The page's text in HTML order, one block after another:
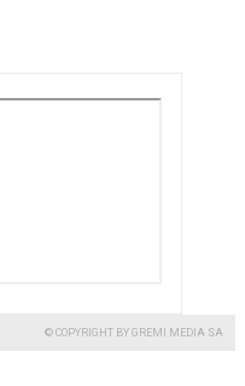
© COPYRIGHT BY GREMI MEDIA SA